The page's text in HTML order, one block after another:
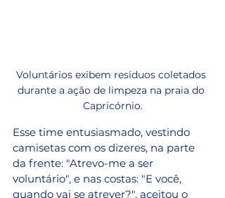
Voluntários exibem resíduos coletados
durante a ação de limpeza na praia do
Capricórnio.
Esse time entusiasmado, vestindo
camisetas com os dizeres, na parte
da frente: "Atrevo-me a ser
voluntário", e nas costas: "E você,
quando vai se atrever?", aceitou o